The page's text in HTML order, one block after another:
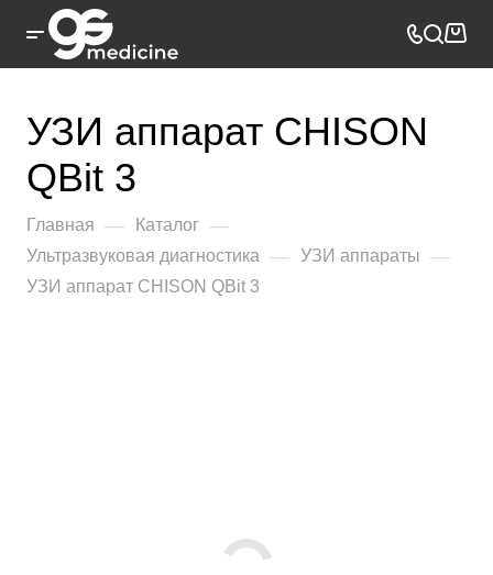
УЗИ аппарат CHISON
QBit 3
Главная — Каталог —
Ультразвуковая диагностика — УЗИ аппараты —
УЗИ аппарат CHISON QBit 3